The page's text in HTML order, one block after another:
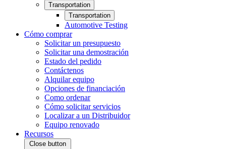
Transportation
Transportation
Automotive Testing
Cómo comprar
Solicitar un presupuesto
Solicitar una demostración
Estado del pedido
Contáctenos
Alquilar equipo
Opciones de financiación
Como ordenar
Cómo solicitar servicios
Localizar a un Distribuidor
Equipo renovado
Recursos
Close button